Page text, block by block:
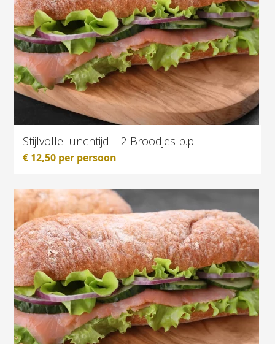
Stijlvolle lunchtijd – 2 Broodjes p.p
€ 12,50 per persoon